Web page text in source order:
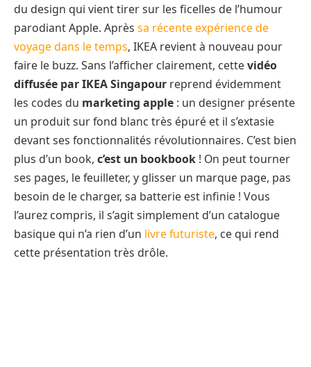
du design qui vient tirer sur les ficelles de l’humour
parodiant Apple. Après sa récente expérience de
voyage dans le temps, IKEA revient à nouveau pour
faire le buzz. Sans l’afficher clairement, cettevidéo
diffusée par IKEA Singapour reprend évidemment
les codes du marketing apple : un designer présente
un produit sur fond blanc très épuré et il s’extasie
devant ses fonctionnalités révolutionnaires. C’est bien
plus d’un book, c’est un bookbook ! On peut tourner
ses pages, le feuilleter, y glisser un marque page, pas
besoin de le charger, sa batterie est infinie ! Vous
l’aurez compris, il s’agit simplement d’un catalogue
basique qui n’a rien d’un livre futuriste, ce qui rend
cette présentation très drôle.